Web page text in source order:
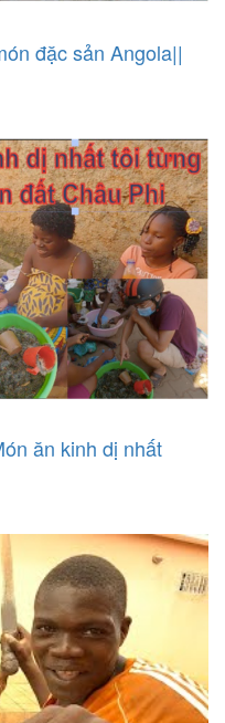
đặc sản Angola||
ăn kinh dị nhất